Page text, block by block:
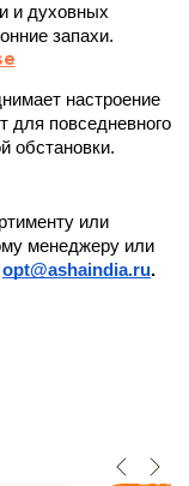
и духовных
запахи.
настроение
для повседневного
обстановки.
или
менеджеру или
opt@ashaindia.ru.